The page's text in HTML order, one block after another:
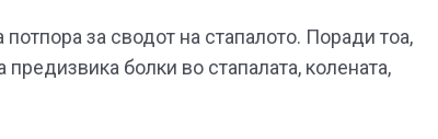
за сводот на стапалото. Поради тоа,
болки во стапалата, колената,